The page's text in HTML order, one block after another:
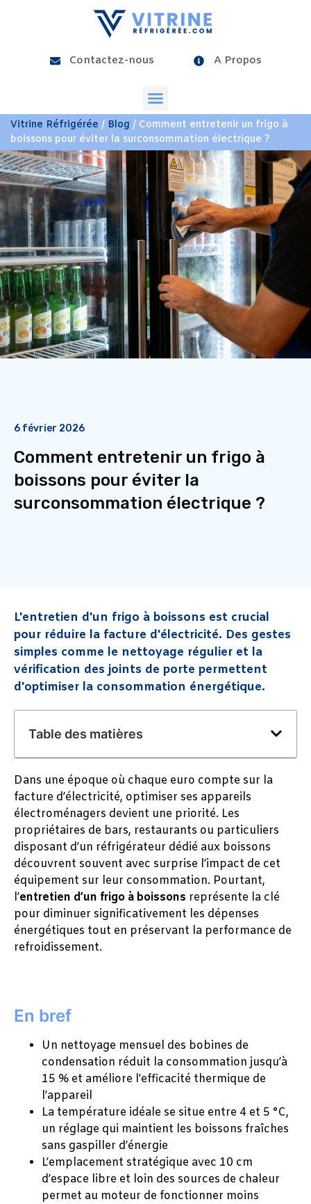
Contactez-nous A Propos
Vitrine Réfrigérée / Blog / Comment entretenir un frigo à
boissons pour éviter la surconsommation électrique ?
6 février 2026
Comment entretenir un frigo à
boissons pour éviter la
surconsommation électrique ?
L'entretien d'un frigo à boissons est crucial
pour réduire la facture d'électricité. Des gestes
simples comme le nettoyage régulier et la
vérification des joints de porte permettent
d'optimiser la consommation énergétique.
Table des matières
Dans une époque où chaque euro compte sur la
facture d’électricité, optimiser ses appareils
électroménagers devient une priorité. Les
propriétaires de bars, restaurants ou particuliers
disposant d’un réfrigérateur dédié aux boissons
découvrent souvent avec surprise l’impact de cet
équipement sur leur consommation. Pourtant,
l’entretien d’un frigo à boissons représente la clé
pour diminuer significativement les dépenses
énergétiques tout en préservant la performance de
refroidissement.
En bref
Un nettoyage mensuel des bobines de
condensation réduit la consommation jusqu’à
15 % et améliore l’efficacité thermique de
l’appareil
La température idéale se situe entre 4 et 5 °C,
un réglage qui maintient les boissons fraîches
sans gaspiller d’énergie
L’emplacement stratégique avec 10 cm
d’espace libre et loin des sources de chaleur
permet au moteur de fonctionner moins